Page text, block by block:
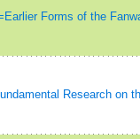
Forms of the
Research on